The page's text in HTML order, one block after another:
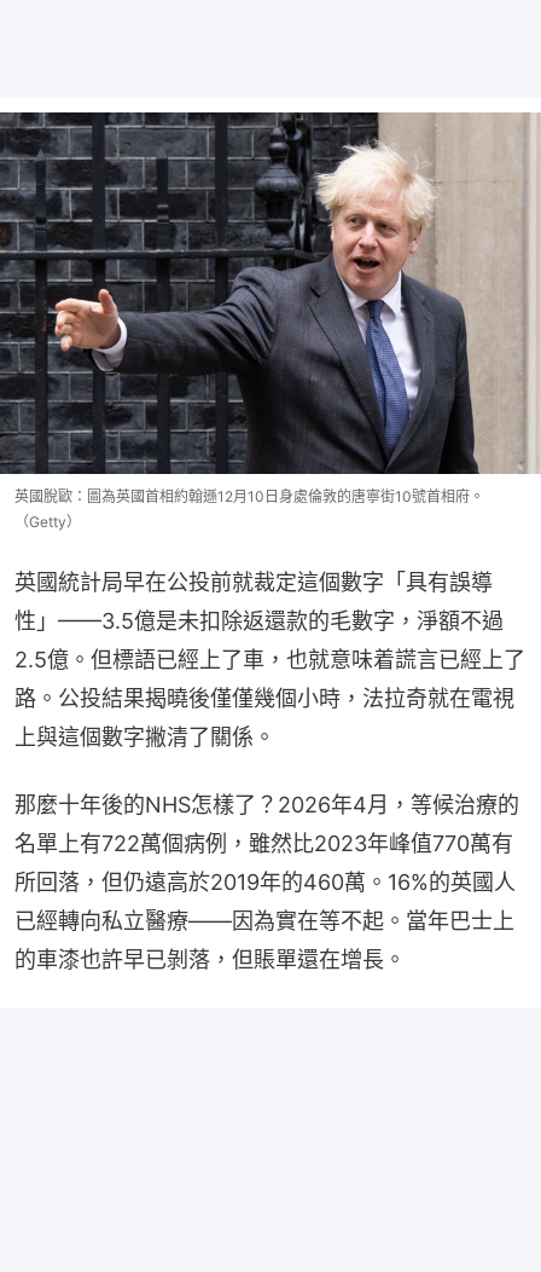
英國脫歐：圖為英國首相約翰遜12月10日身處倫敦的唐寧街10號首相府。
（Getty）
英國統計局早在公投前就裁定這個數字「具有誤導
性」——3.5億是未扣除返還款的毛數字，淨額不過
2.5億。但標語已經上了車，也就意味着謊言已經上了
路。公投結果揭曉後僅僅幾個小時，法拉奇就在電視
上與這個數字撇清了關係。
那麼十年後的NHS怎樣了？2026年4月，等候治療的
名單上有722萬個病例，雖然比2023年峰值770萬有
所回落，但仍遠高於2019年的460萬。16%的英國人
已經轉向私立醫療——因為實在等不起。當年巴士上
的車漆也許早已剝落，但賬單還在增長。